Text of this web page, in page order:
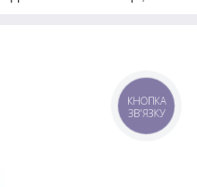
КНОПКА
ЗВ'ЯЗКУ